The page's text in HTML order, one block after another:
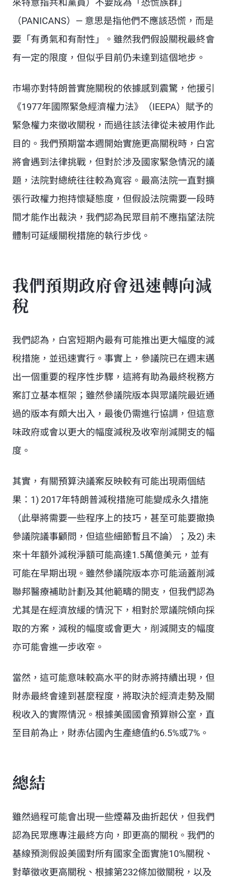
來特意指共和黨員）不要成為「恐慌族群」
（PANICANS）— 意思是指他們不應該恐慌，而是
要「有勇氣和有耐性」。雖然我們假設關稅最終會
有一定的限度，但似乎目前仍未達到這個地步。
市場亦對特朗普實施關稅的依據感到震驚，他援引
《1977年國際緊急經濟權力法》（IEEPA）賦予的
緊急權力來徵收關稅，而過往該法律從未被用作此
目的。我們預期當本週開始實施更高關稅時，白宮
將會遇到法律挑戰，但對於涉及國家緊急情況的議
題，法院對總統往往較為寬容。最高法院一直對擴
張行政權力抱持懷疑態度，但假設法院需要一段時
間才能作出裁決，我們認為民眾目前不應指望法院
體制可延緩關稅措施的執行步伐。
我們預期政府會迅速轉向減
稅
我們認為，白宮短期內最有可能推出更大幅度的減
稅措施，並迅速實行。事實上，參議院已在週末邁
出一個重要的程序性步驟，這將有助為最終稅務方
案訂立基本框架；雖然參議院版本與眾議院最近通
過的版本有頗大出入，最後仍需進行協調，但這意
味政府或會以更大的幅度減稅及收窄削減開支的幅
度。
其實，有關預算決議案反映較有可能出現兩個結
果：1) 2017年特朗普減稅措施可能變成永久措施
（此舉將需要一些程序上的技巧，甚至可能要撤換
參議院議事顧問，但這些細節暫且不論）；及2) 未
來十年額外減稅淨額可能高達1.5萬億美元，並有
可能在早期出現。雖然參議院版本亦可能涵蓋削減
聯邦醫療補助計劃及其他範疇的開支，但我們認為
尤其是在經濟放緩的情況下，相對於眾議院傾向採
取的方案，減稅的幅度或會更大，削減開支的幅度
亦可能會進一步收窄。
當然，這可能意味較高水平的財赤將持續出現，但
財赤最終會達到甚麼程度，將取決於經濟走勢及關
稅收入的實際情況。根據美國國會預算辦公室，直
至目前為止，財赤佔國內生產總值約6.5%或7%。
總結
雖然過程可能會出現一些煙幕及曲折起伏，但我們
認為民眾應專注最終方向，即更高的關稅。我們的
基線預測假設美國對所有國家全面實施10%關稅、
對華徵收更高關稅、根據第232條加徵關稅，以及